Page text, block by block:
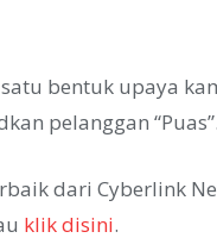
bentuk upaya
pelanggan “Puas”.
dari Cyberlink
klik disini.